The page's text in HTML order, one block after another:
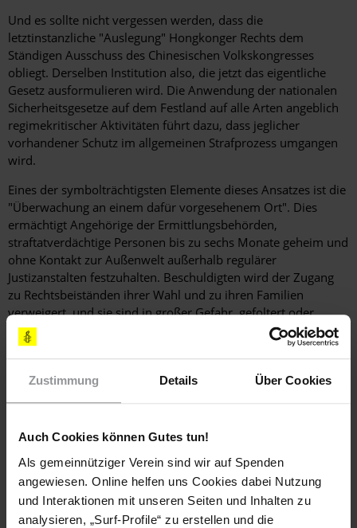
Zustimmung Details Über Cookies
Auch Cookies können Gutes tun!
Als gemeinnütziger Verein sind wir auf Spenden
angewiesen. Online helfen uns Cookies dabei Nutzung
und Interaktionen mit unseren Seiten und Inhalten zu
analysieren, „Surf-Profile“ zu erstellen und die
Und es sollte nicht vergessen werden, dass die
letztinstanzliche "Auslegung" Hongkonger Rechts dem
Ständigen Ausschuss des Chinesischen Volkskongresses
obliegt. Derselben Institution also, die jetzt das eigentliche
Gesetz ausformulieren wird. Die Anwendung der nationalen
Sicherheitsgesetze auf dem Festland auf alle Arten angeblich
regimekritischer Aktivitäten führt dazu, dass jeglicher
vorhandener Schutz im allgemeinen Strafprozess umgangen
wird.
Eines der symbolträchtigsten Elemente dieses Ansatzes ist die
"Überwachung an einem dafür vorgesehenem Ort". Dies
ermächtigt Angehörige der Ermittlungsbehörden,
straftatverdächtige Personen bis zu sechs Monate geheim und
ohne Kontakt zur Außenwelt außerhalb regulärer
Justizanstalten festzuhalten. Beschuldigten wird der Zugang
zu Rechtsbeiständen ihrer Wahl und zu ihren Familien
verweigert, und sie sind in großer Gefahr, gefoltert oder
anderweitig misshandelt zu werden.